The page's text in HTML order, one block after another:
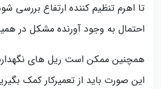
تا اهرم تنظیم کننده ارتفاع
احتمال به وجود آورنده مشکل در
همچنین ممکن است ریل های
این صورت باید از تعمیرکار کمک